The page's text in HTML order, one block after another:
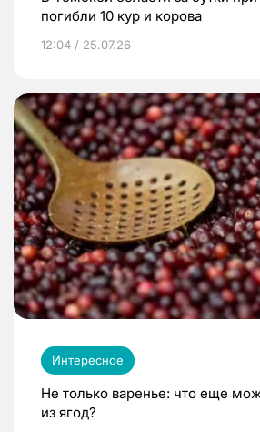
погибли 10 кур и корова
12:04 / 25.07.26
Интересное
Не только варенье: что еще
из ягод?